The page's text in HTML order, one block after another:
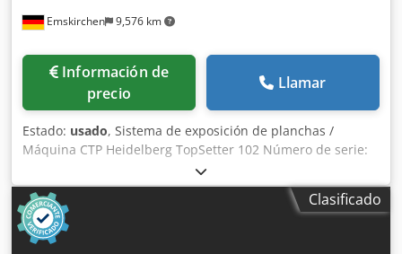
Emskirchen 9,576 km
Información de
precio
Llamar
Estado: usado, Sistema de exposición de planchas /
Máquina CTP Heidelberg TopSetter 102 Número de serie:
2310 Año: 2001 Codpfx Ahszgfvhs Derf Inspección en vídeo
en línea a través de WhatsApp, MS Zoom o Telegram.
Disponible en nuestras instalaciones de
Emskirchen/Núremberg. Entrega inmediata. Se puede
probar.
Clasificado